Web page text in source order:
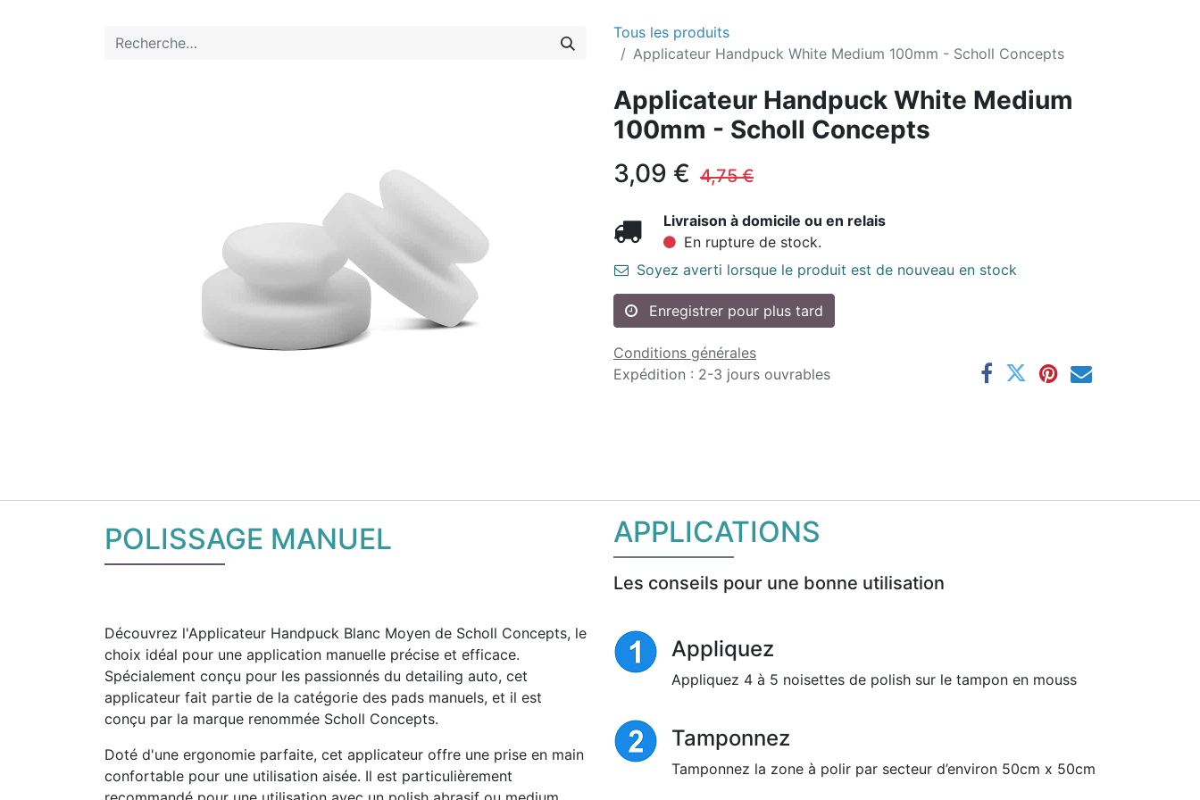
Tous les produits
Applicateur Handpuck White Medium 100mm - Scholl Concepts
Applicateur Handpuck White Medium
100mm - Scholl Concepts
3,09 € 4,75€
Livraison à domicile ou en relais
En rupture de stock.
Soyez averti lorsque le produit est de nouveau en stock
Enregistrer pour plus tard
Conditions générales
Expédition : 2-3 jours ouvrables
POLISSAGE MANUEL
Découvrez l'Applicateur Handpuck Blanc Moyen de Scholl Concepts, le
choix idéal pour une application manuelle précise et efficace.
Spécialement conçu pour les passionnés du detailing auto, cet
applicateur fait partie de la catégorie des pads manuels, et il est
conçu par la marque renommée Scholl Concepts.
Doté d'une ergonomie parfaite, cet applicateur offre une prise en main
confortable pour une utilisation aisée. Il est particulièrement
APPLICATIONS
Les conseils pour une bonne utilisation
Appliquez
Appliquez 4 à 5 noisettes de polish sur le tampon en mouss
Tamponnez
Tamponnez la zone à polir par secteur d’environ 50cm x 50cm